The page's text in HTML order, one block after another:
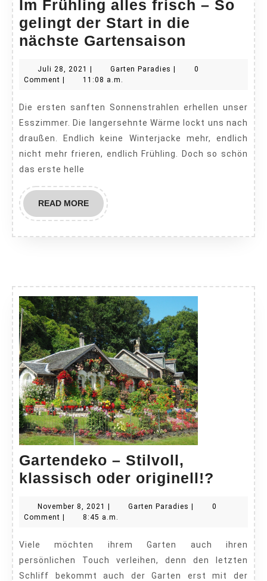
Im Frühling alles frisch – So
gelingt der Start in die
nächste Gartensaison
alles
–
So
gelingt
nächste
Juli 28, 2021 Juli
28,
Garten Paradies Garten0
Comment
11:08 a.m.
Die ersten sanften Sonnenstrahlen erhellen unser
Esszimmer. Die langersehnte Wärme lockt uns nach
draußen. Endlich keine Winterjacke mehr, endlich
nicht mehr frieren, endlich Frühling. Doch so schön
das erste helle
READ MOREREAD
MORE
Gartendeko – Stilvoll,
klassisch oder originell!?
oder
November 8, 2021 November
8,
| Garten Paradies Garten
|
0
Comment | 8:45 a.m.
Viele möchten ihrem Garten auch ihren
persönlichen Touch verleihen, denn den letzten
Schliff bekommt auch der Garten erst mit der